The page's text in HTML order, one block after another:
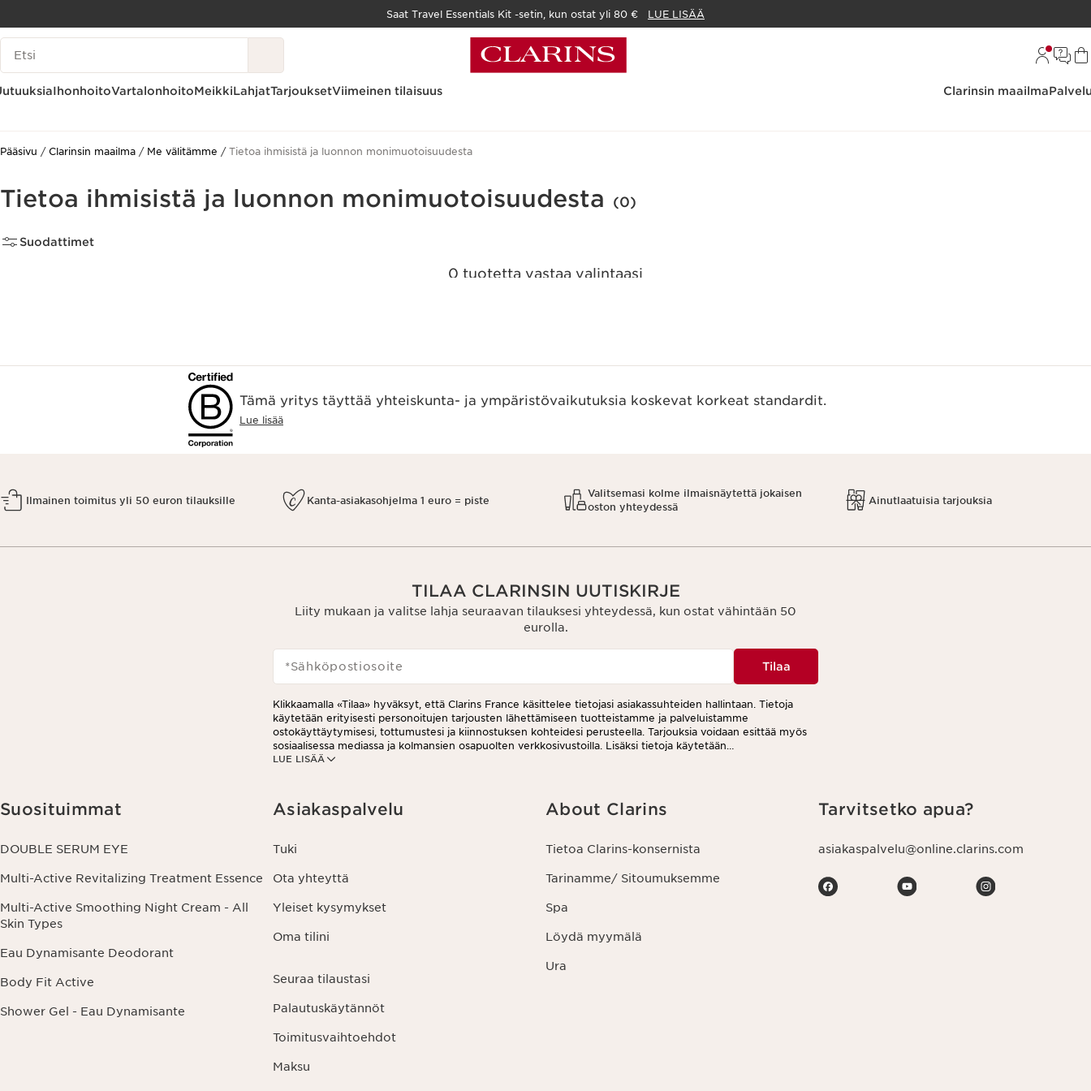
SIIRRY SISÄLTÖÖN
Saat Travel Essentials Kit -setin, kun ostat yli 80 € LUE LISÄÄ
Hakuhistoria
IhonhoitoVartalonhoitoMeikkiLahjatTarjouksetViimeinen tilaisuus Clarinsin maailma
Pääsivu Clarinsin maailma Me välitämme Tietoa ihmisistä ja luonnon monimuotoisuudesta
Tietoa ihmisistä ja luonnon monimuotoisuudesta (0)
Suodattimet
0 tuotetta vastaa valintaasi
Tämä yritys täyttää yhteiskunta- ja ympäristövaikutuksia koskevat korkeat standardit.
Lue lisää
Ilmainen toimitus yli 50 euron tilauksille Kanta-asiakasohjelma 1 euro = piste
Valitsemasi kolme ilmaisnäytettä jokaisen
oston yhteydessä
Ainutlaatuisia tarjouksia
TILAA CLARINSIN UUTISKIRJE
Liity mukaan ja valitse lahja seuraavan tilauksesi yhteydessä, kun ostat vähintään 50
eurolla.
*Sähköpostiosoite Tilaa
LUE LISÄÄ
Klikkaamalla «Tilaa» hyväksyt, että Clarins France käsittelee tietojasi asiakassuhteiden hallintaan. Tietoja
käytetään erityisesti personoitujen tarjousten lähettämiseen tuotteistamme ja palveluistamme
ostokäyttäytymisesi, tottumustesi ja kiinnostuksen kohteidesi perusteella. Tarjouksia voidaan esittää myös
sosiaalisessa mediassa ja kolmansien osapuolten verkkosivustoilla. Lisäksi tietoja käytetään
analytiikkatarkoituksiin. Voit peruuttaa suostumuksesi milloin tahansa klikkaamalla uutiskirjeen jokaisessa
Suosituimmat
DOUBLE SERUM EYE
Multi-Active Revitalizing Treatment Essence
Multi-Active Smoothing Night Cream - All
Skin Types
Eau Dynamisante Deodorant
Body Fit Active
Shower Gel - Eau Dynamisante
Asiakaspalvelu
Tuki
Ota yhteyttä
Yleiset kysymykset
Oma tilini
Seuraa tilaustasi
Palautuskäytännöt
Toimitusvaihtoehdot
Maksu
About Clarins
Tietoa Clarins-konsernista
Tarinamme/ Sitoumuksemme
Spa
Löydä myymälä
Ura
Tarvitsetko apua?
asiakaspalvelu@online.clarins.com